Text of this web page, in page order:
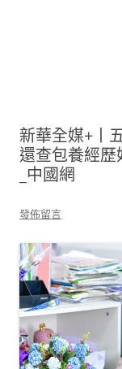
新華全媒+丨
還查包養經
_中國網
發佈留言